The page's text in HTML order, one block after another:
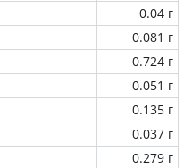
0.04 г
0.081 г
0.724 г
0.051 г
0.135 г
0.037 г
0.279 г